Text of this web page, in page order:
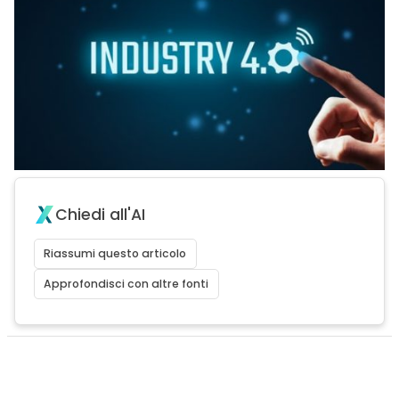
Chiedi all'AI
Riassumi questo articolo
Approfondisci con altre fonti